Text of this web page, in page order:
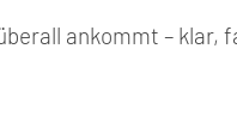
ankommt – klar,